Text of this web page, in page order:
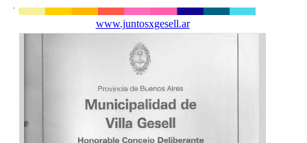
www.juntosxgesell.ar